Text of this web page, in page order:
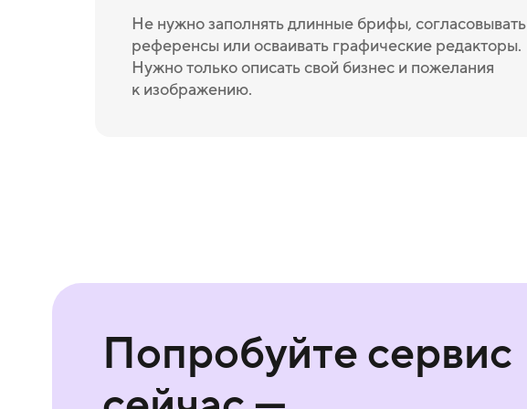
Не нужно заполнять длинные брифы, согласовывать
референсы или осваивать графические редакторы.
Нужно только описать свой бизнес и пожелания
к изображению.
Попробуйте сервис